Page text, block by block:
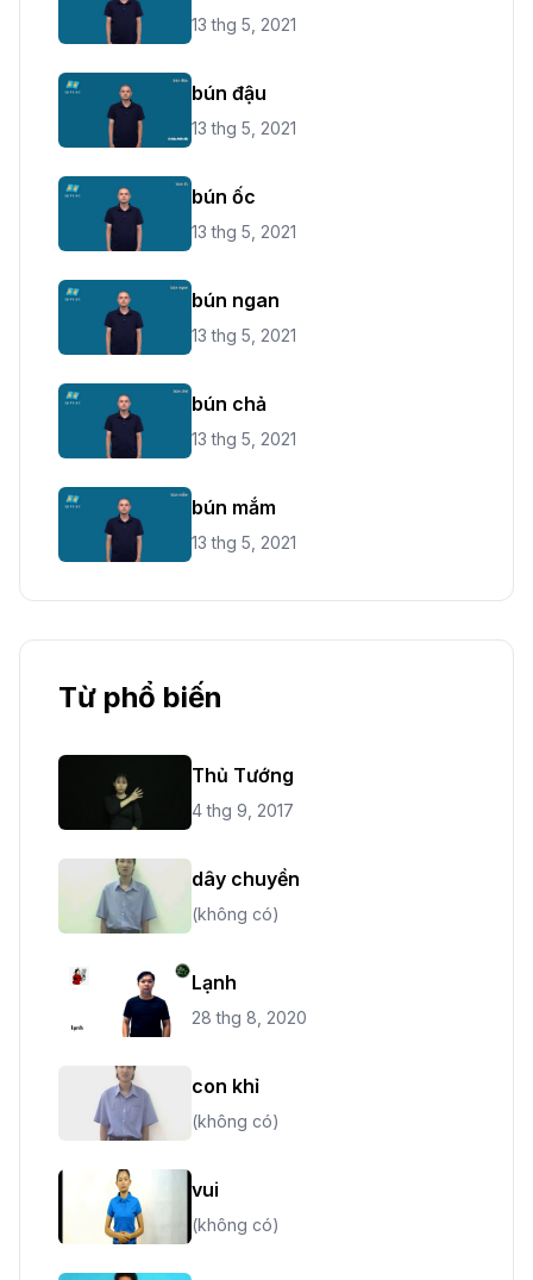
13 thg 5, 2021
bún đậu
13 thg 5, 2021
bún ốc
13 thg 5, 2021
bún ngan
13 thg 5, 2021
bún chả
13 thg 5, 2021
bún mắm
13 thg 5, 2021
Từ phổ biến
Thủ Tướng
4 thg 9, 2017
dây chuyền
(không có)
Lạnh
28 thg 8, 2020
con khỉ
(không có)
vui
(không có)